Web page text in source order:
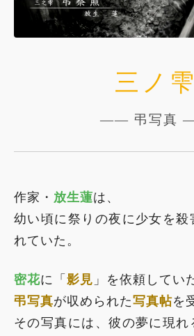
三ノ雫
—— 弔写真
作家・ 放生蓮は、
幼い頃に祭りの夜に少女を殺
れていた。
密花に「 影見 」を依頼してい
弔写真が収められた写真帖を
その写真には、彼の夢に現れ